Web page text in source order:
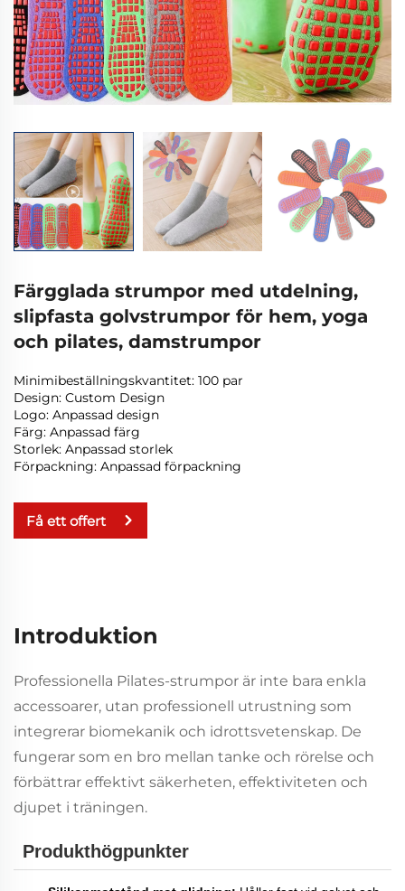
Färgglada strumpor med utdelning,
slipfasta golvstrumpor för hem, yoga
och pilates, damstrumpor
Minimibeställningskvantitet: 100 par
Design: Custom Design
Logo: Anpassad design
Färg: Anpassad färg
Storlek: Anpassad storlek
Förpackning: Anpassad förpackning
Få ett offert
Introduktion
Professionella Pilates-strumpor är inte bara enkla
accessoarer, utan professionell utrustning som
integrerar biomekanik och idrottsvetenskap. De
fungerar som en bro mellan tanke och rörelse och
förbättrar effektivt säkerheten, effektiviteten och
djupet i träningen.
Produkthögpunkter